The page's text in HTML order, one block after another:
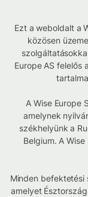
Ezt a weboldalt a
közösen
Europe AS felelős
A Wise Europe
amelynek
székhelyünk a
Belgium. A
Minden befektetési
amelyet